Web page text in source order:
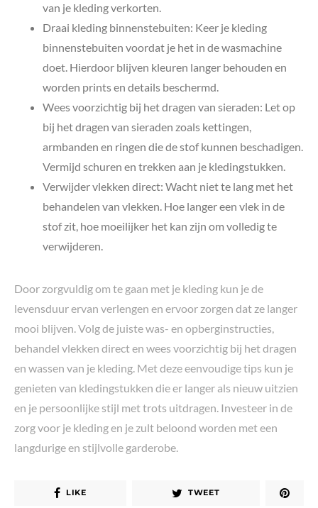
van je kleding verkorten.
Draai kleding binnenstebuiten: Keer je kleding
binnenstebuiten voordat je het in de wasmachine
doet. Hierdoor blijven kleuren langer behouden en
worden prints en details beschermd.
Wees voorzichtig bij het dragen van sieraden: Let op
bij het dragen van sieraden zoals kettingen,
armbanden en ringen die de stof kunnen beschadigen.
Vermijd schuren en trekken aan je kledingstukken.
Verwijder vlekken direct: Wacht niet te lang met het
behandelen van vlekken. Hoe langer een vlek in de
stof zit, hoe moeilijker het kan zijn om volledig te
verwijderen.
Door zorgvuldig om te gaan met je kleding kun je de
levensduur ervan verlengen en ervoor zorgen dat ze langer
mooi blijven. Volg de juiste was- en opberginstructies,
behandel vlekken direct en wees voorzichtig bij het dragen
en wassen van je kleding. Met deze eenvoudige tips kun je
genieten van kledingstukken die er langer als nieuw uitzien
en je persoonlijke stijl met trots uitdragen. Investeer in de
zorg voor je kleding en je zult beloond worden met een
langdurige en stijlvolle garderobe.
LIKE TWEET